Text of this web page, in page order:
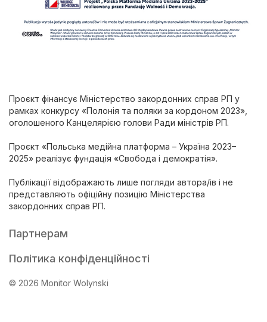
Проєкт фінансує Міністерство закордонних справ РП у
рамках конкурсу «Полонія та поляки за кордоном 2023»,
оголошеного Канцелярією голови Ради міністрів РП.
Проєкт «Польська медійна платформа – Україна 2023–
2025» реалізує фундація «Свобода і демократія».
Публікації відображають лише погляди автора/ів і не
представляють офіційну позицію Міністерства
закордонних справ РП.
Партнерам
Політика конфіденційності
© 2026 Monitor Wolynski